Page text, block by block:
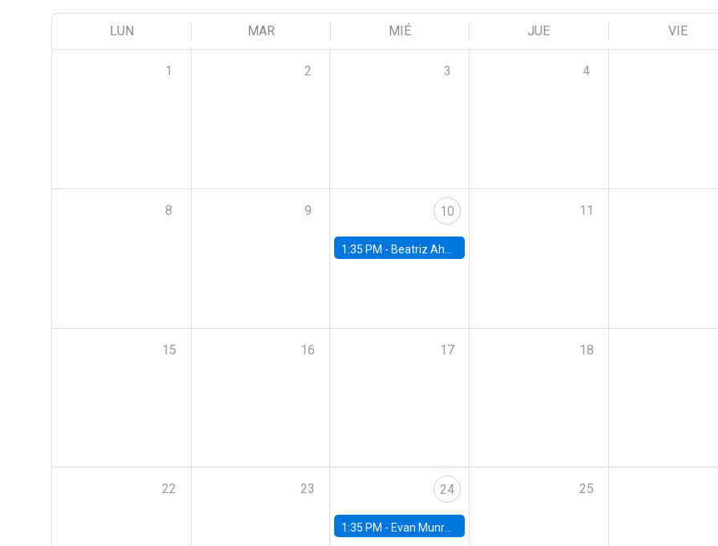
LUN MAR MIÉ JUE VIE
1 2 3 4
8 9 10
1:35 PM - Beatriz Ahumada, PhD candidate, Universidad de Pittsburgh
11
15 16 17 18
22 23 24
1:35 PM - Evan Munro, Neyman Visiting Assistant Professor in the Department of Statistics at UC Berkeley
25